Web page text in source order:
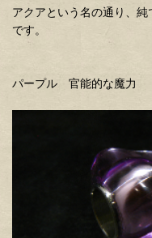
アクアという名の通り、
です。
パープル 官能的な魔力